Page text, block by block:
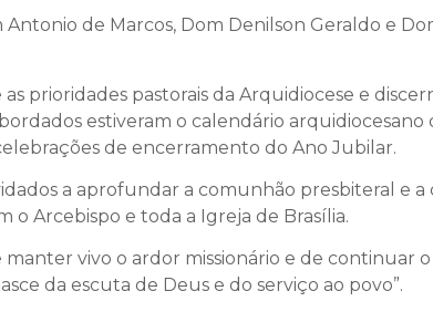
Antonio de Marcos, Dom Denilson Geraldo e
prioridades pastorais da Arquidiocese e
estiveram o calendário arquidiocesano
de encerramento do Ano Jubilar.
a aprofundar a comunhão presbiteral e a
Arcebispo e toda a Igreja de Brasília.
vivo o ardor missionário e de continuar
da escuta de Deus e do serviço ao povo”.